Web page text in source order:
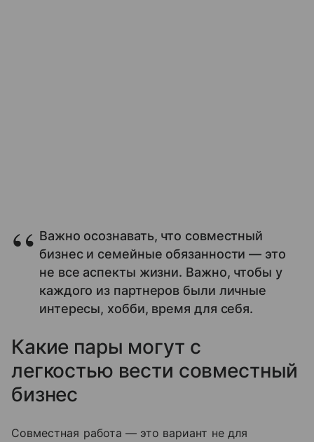
Важно осознавать, что совместный
бизнес и семейные обязанности — это
не все аспекты жизни. Важно, чтобы у
каждого из партнеров были личные
интересы, хобби, время для себя.
Какие пары могут с
легкостью вести совместный
бизнес
Совместная работа — это вариант не для